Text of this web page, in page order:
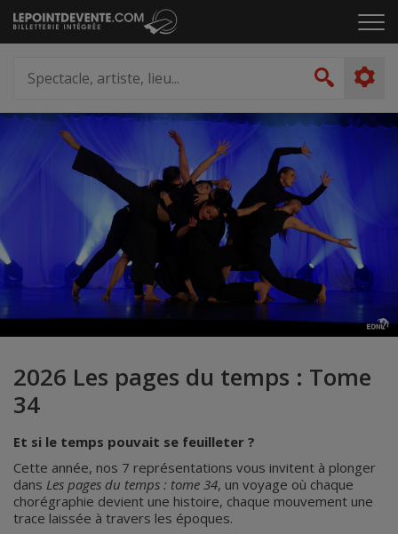
Passer
au
le
artiste,
lieu...
2026 Les pages du temps : Tome
34
Et si le temps pouvait se feuilleter ?
Cette année, nos 7 représentations vous invitent à plonger
dans Les pages du temps : tome 34, un voyage où chaque
chorégraphie devient une histoire, chaque mouvement une
trace laissée à travers les époques.